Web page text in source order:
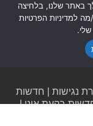
נגישות
חדשות
בקעת אונו|
באתר שלנו, בלחיצה
למדיניות הפרטיות